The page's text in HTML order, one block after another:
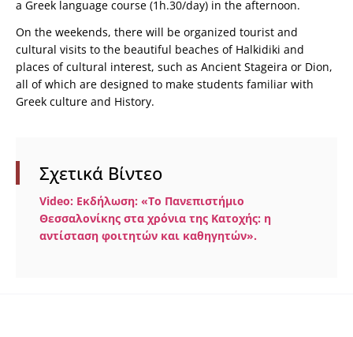
a Greek language course (1h.30/day) in the afternoon.
On the weekends, there will be organized tourist and
cultural visits to the beautiful beaches of Halkidiki and
places of cultural interest, such as Ancient Stageira or Dion,
all of which are designed to make students familiar with
Greek culture and History.
Σχετικά Βίντεο
Video: Εκδήλωση: «Το Πανεπιστήμιο
Θεσσαλονίκης στα χρόνια της Κατοχής: η
αντίσταση φοιτητών και καθηγητών».